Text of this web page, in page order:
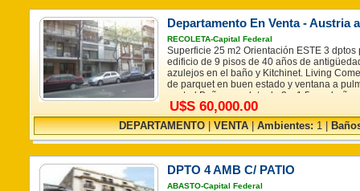
interna sin revestimiento. Baño inmenso
ducha (sin bañera) piso ceramico colonial
ceramico. Habitacion con doble placard,
tarugada Estas superficies, medidas y
aproximadas y no resultan vinculantes. Las
surgen del título de propiedad y recibo de
suministrados por el propietario.
Departamento En Venta - Austria
RECOLETA-Capital Federal
Superficie 25 m2 Orientación ESTE 3 dptos
edificio de 9 pisos de 40 años de
azulejos en el baño y Kitchinet. Living
de parquet en buen estado y ventana a
central Baño completo de 2 x 1.5 con
Electricidad hecha a nuevo.
U$S 60,000.00
DEPARTAMENTO|VENTA|Ambientes:1 |
DPTO 4 AMB C/ PATIO
ABASTO-Capital Federal